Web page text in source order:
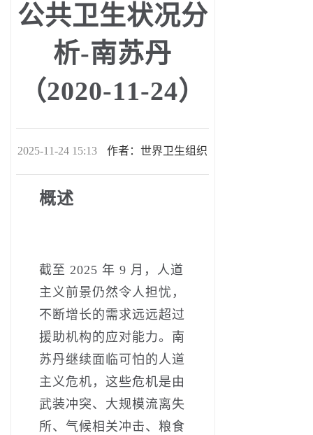
公共卫生状况分
析-南苏丹
（2020-11-24）
2025-11-24 15:13 作者：世界卫生组织
概述
截至 2025 年 9 月，人道
主义前景仍然令人担忧，
不断增长的需求远远超过
援助机构的应对能力。南
苏丹继续面临可怕的人道
主义危机，这些危机是由
武装冲突、大规模流离失
所、气候相关冲击、粮食